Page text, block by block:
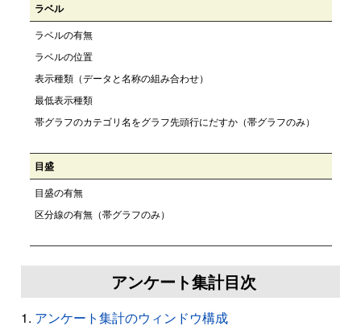
ラベル
ラベルの有無
ラベルの位置
表示種類（データと名称の組み合わせ）
最低表示種類
帯グラフのカテゴリ名をグラフ先頭行にだすか（帯グラフのみ）
目盛
目盛の有無
区分線の有無（帯グラフのみ）
アンケート集計目次
アンケート集計のウィンドウ構成